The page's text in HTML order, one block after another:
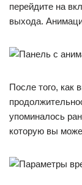
перейдите на
выхода.
После того, как
упоминалось
которую вы